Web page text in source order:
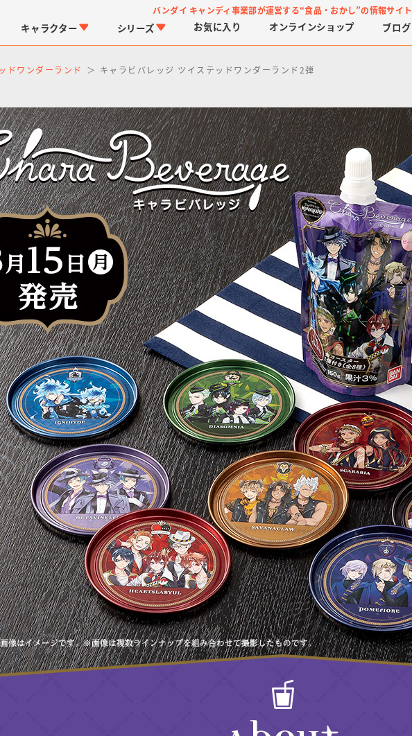
バンダイ キャンディ事業部が運営する“食品・おかし”の情報サイト
キャラクター
仮面ライダーシリーズ
PROJECT R.E.D.・ス
ーパー戦隊シリーズ
プリキュアシリーズ
シリーズ
キャラパキ つりグミ チョコサプ
お気に入り オンラインショップ ブログ
ドワンダーランド キャラビバレッジ ツイステッドワンダーランド2弾